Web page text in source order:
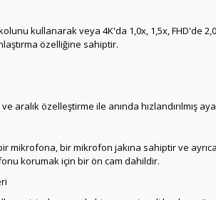
kolunu kullanarak veya 4K'da 1,0x, 1,5x,
özelliğine sahiptir.
ve aralık özelleştirme ile anında hızlandırılmış
mikrofona, bir mikrofon jakına sahiptir ve
korumak için bir ön cam dahildir.